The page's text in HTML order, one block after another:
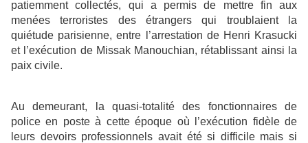
patiemment collectés, qui a permis de mettre fin aux
menées terroristes des étrangers qui troublaient la
quiétude parisienne, entre l’arrestation de Henri Krasucki
et l’exécution de Missak Manouchian, rétablissant ainsi la
paix civile.
Au demeurant, la quasi-totalité des fonctionnaires de
police en poste à cette époque où l’exécution fidèle de
leurs devoirs professionnels avait été si difficile mais si